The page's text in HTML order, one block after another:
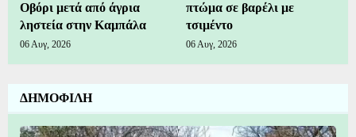
Οβόρι μετά από άγρια
ληστεία στην Καμπάλα
06 Αυγ, 2026
πτώμα σε βαρέλι με
τσιμέντο
06 Αυγ, 2026
ΔΗΜΟΦΙΛΗ